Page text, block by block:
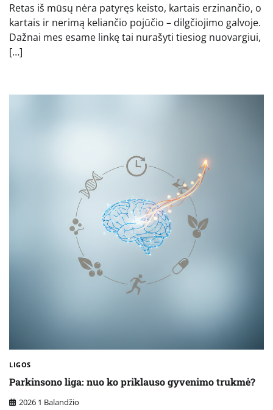
Retas iš mūsų nėra patyręs keisto, kartais erzinančio, o
kartais ir nerimą keliančio pojūčio – dilgčiojimo galvoje.
Dažnai mes esame linkę tai nurašyti tiesiog nuovargiui,
[…]
LIGOS
Parkinsono liga: nuo ko priklauso gyvenimo trukmė?
2026 1 Balandžio